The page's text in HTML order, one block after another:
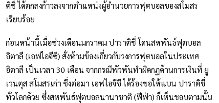
ติชี่ ได้ตกลงก้าวลงจากตำแหน่งผู้อำนวยการฟุตบอลของสโมสร
เรียบร้อย
ก่อนหน้านี้เมื่อช่วงเดือนมกราคม ปาราติชี่ โดนสหพันธ์ฟุตบอล
อิตาลี (เอฟไอจีซี) สั่งห้ามข้องเกี่ยวกับวงการฟุตบอลในประเทศ
อิตาลี เป็นเวลา 30 เดือน จากกรณีพัวพันทำผิดกฏด้านการเงินที่ ยู
เวนตุส สโมสรเก่า ซึ่งต่อมา เอฟไอจีซี ได้ร้องขอให้แบน ปาราติชี่
ทั่วโลกด้วย ซึ่งสหพันธ์ฟุตบอลนานาชาติ (ฟีฟ่า) ก็เห็นชอบตามนั้น